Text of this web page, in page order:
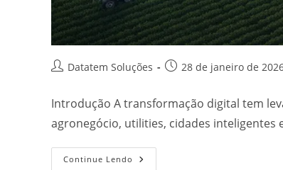
Datatem Soluções 28 de janeiro de
Introdução A transformação digital tem
agronegócio, utilities, cidades
Continue Lendo